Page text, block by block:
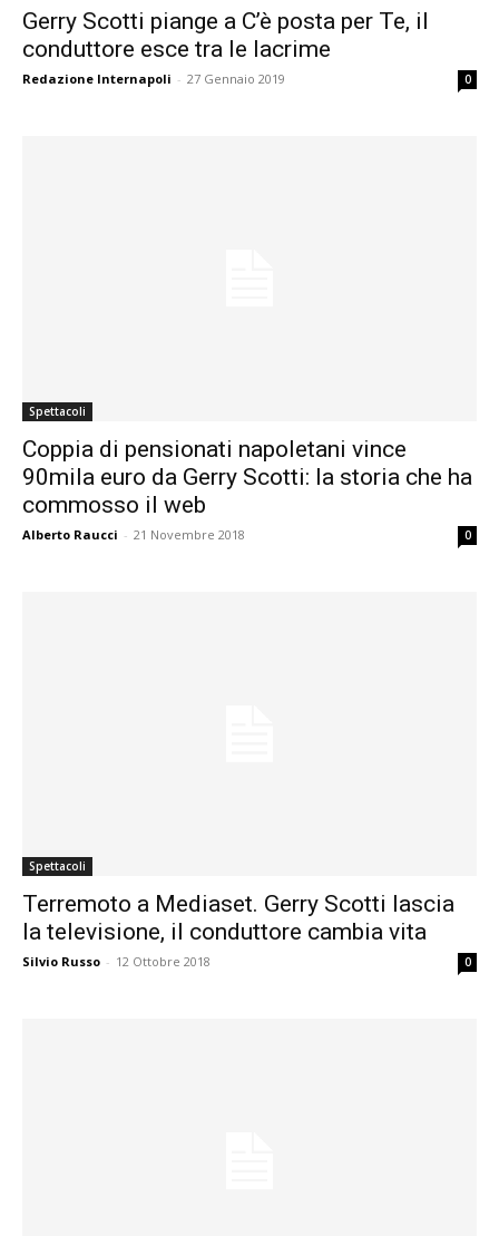
Gerry Scotti piange a C’è posta per Te, il
conduttore esce tra le lacrime
Redazione Internapoli - 27 Gennaio 2019 0
Spettacoli
Coppia di pensionati napoletani vince
90mila euro da Gerry Scotti: la storia che ha
commosso il web
Alberto Raucci - 21 Novembre 2018 0
Spettacoli
Terremoto a Mediaset. Gerry Scotti lascia
la televisione, il conduttore cambia vita
Silvio Russo - 12 Ottobre 2018 0